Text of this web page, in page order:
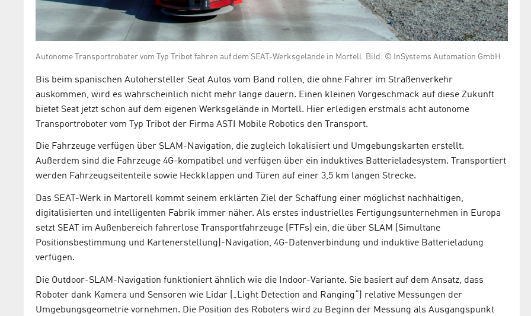
Autonome Transportroboter vom Typ Tribot fahren auf dem SEAT-Werksgelände in Mortell. Bild: © InSystems Automation GmbH
Bis beim spanischen Autohersteller Seat Autos vom Band rollen, die ohne Fahrer im Straßenverkehr
auskommen, wird es wahrscheinlich nicht mehr lange dauern. Einen kleinen Vorgeschmack auf diese Zukunft
bietet Seat jetzt schon auf dem eigenen Werksgelände in Mortell. Hier erledigen erstmals acht autonome
Transportroboter vom Typ Tribot der Firma ASTI Mobile Robotics den Transport.
Die Fahrzeuge verfügen über SLAM-Navigation, die zugleich lokalisiert und Umgebungskarten erstellt.
Außerdem sind die Fahrzeuge 4G-kompatibel und verfügen über ein induktives Batterieladesystem. Transportiert
werden Fahrzeugseitenteile sowie Heckklappen und Türen auf einer 3,5 km langen Strecke.
Das SEAT-Werk in Martorell kommt seinem erklärten Ziel der Schaffung einer möglichst nachhaltigen,
digitalisierten und intelligenten Fabrik immer näher. Als erstes industrielles Fertigungsunternehmen in Europa
setzt SEAT im Außenbereich fahrerlose Transportfahrzeuge (FTFs) ein, die über SLAM (Simultane
Positionsbestimmung und Kartenerstellung)-Navigation, 4G-Datenverbindung und induktive Batterieladung
verfügen.
Die Outdoor-SLAM-Navigation funktioniert ähnlich wie die Indoor-Variante. Sie basiert auf dem Ansatz, dass
Roboter dank Kamera und Sensoren wie Lidar („Light Detection and Ranging“) relative Messungen der
Umgebungsgeometrie vornehmen. Die Position des Roboters wird zu Beginn der Messung als Ausgangspunkt